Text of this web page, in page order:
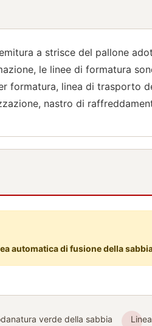
a strisce del pallone
le linee di formatura
formatura, linea di trasporto
nastro di
automatica di fusione della
verde della sabbia